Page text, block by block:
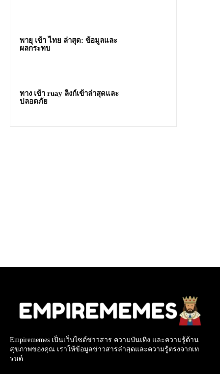
พายุ เข้า ไทย ล่าสุด: ข้อมูลและ
ผลกระทบ
ทาง เข้า ruay ลิงก์เข้าล่าสุดและ
ปลอดภัย
Empirememes เป็นเว็บไซต์ข่าวสาร ความบันเทิง และความรู้ด้าน
สุขภาพของคุณ เราให้ข้อมูลข่าวสารล่าสุดและความรู้ตรงจากเท
รนด์